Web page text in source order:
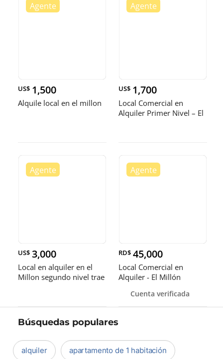
US$ 1,500
Alquile local en el millon
US$ 1,700
Local Comercial en
Alquiler Primer Nivel – El
US$ 3,000
Local en alquiler en el
Millon segundo nivel trae
RD$ 45,000
Local Comercial en
Alquiler - El Millón
Cuenta verificada
Búsquedas populares
alquiler apartamento de 1 habitación